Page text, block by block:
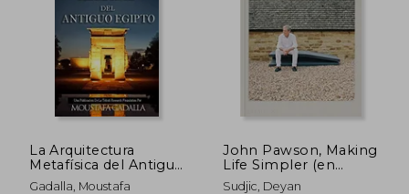
La Arquitectura
Metafísica del Antiguo
Egipto
Gadalla, Moustafa
John Pawson, Making
Life Simpler (en
Inglés)
Sudjic, Deyan